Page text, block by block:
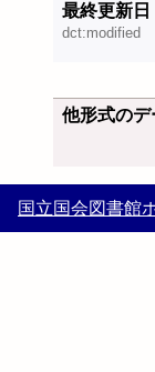
最終更新日
dct:modified
他形式のデ
国立国会図書館